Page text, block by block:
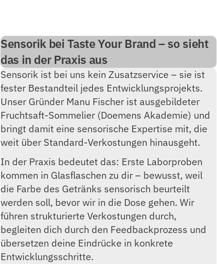
Sensorik bei Taste Your Brand – so sieht
das in der Praxis aus
Sensorik ist bei uns kein Zusatzservice – sie ist
fester Bestandteil jedes Entwicklungsprojekts.
Unser Gründer Manu Fischer ist ausgebildeter
Fruchtsaft-Sommelier (Doemens Akademie) und
bringt damit eine sensorische Expertise mit, die
weit über Standard-Verkostungen hinausgeht.
In der Praxis bedeutet das: Erste Laborproben
kommen in Glasflaschen zu dir – bewusst, weil
die Farbe des Getränks sensorisch beurteilt
werden soll, bevor wir in die Dose gehen. Wir
führen strukturierte Verkostungen durch,
begleiten dich durch den Feedbackprozess und
übersetzen deine Eindrücke in konkrete
Entwicklungsschritte.